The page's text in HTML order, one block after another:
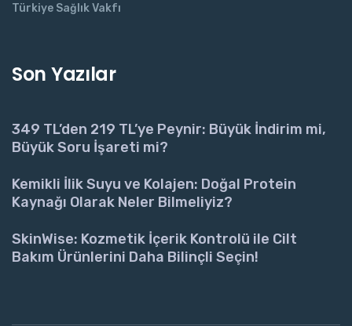
Türkiye Sağlık Vakfı
Son Yazılar
349 TL’den 219 TL’ye Peynir: Büyük İndirim mi,
Büyük Soru İşareti mi?
Kemikli İlik Suyu ve Kolajen: Doğal Protein
Kaynağı Olarak Neler Bilmeliyiz?
SkinWise: Kozmetik İçerik Kontrolü ile Cilt
Bakım Ürünlerini Daha Bilinçli Seçin!